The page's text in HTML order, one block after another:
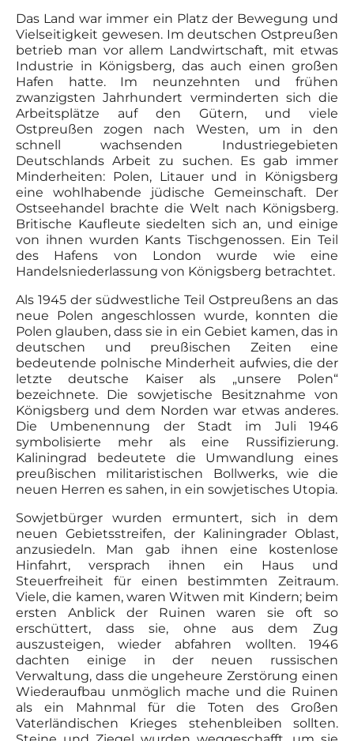
Das Land war immer ein Platz der Bewegung und
Vielseitigkeit gewesen. Im deutschen Ostpreußen
betrieb man vor allem Landwirtschaft, mit etwas
Industrie in Königsberg, das auch einen großen
Hafen hatte. Im neunzehnten und frühen
zwanzigsten Jahrhundert verminderten sich die
Arbeitsplätze auf den Gütern, und viele
Ostpreußen zogen nach Westen, um in den
schnell wachsenden Industriegebieten
Deutschlands Arbeit zu suchen. Es gab immer
Minderheiten: Polen, Litauer und in Königsberg
eine wohlhabende jüdische Gemeinschaft. Der
Ostseehandel brachte die Welt nach Königsberg.
Britische Kaufleute siedelten sich an, und einige
von ihnen wurden Kants Tischgenossen. Ein Teil
des Hafens von London wurde wie eine
Handelsniederlassung von Königsberg betrachtet.
Als 1945 der südwestliche Teil Ostpreußens an das
neue Polen angeschlossen wurde, konnten die
Polen glauben, dass sie in ein Gebiet kamen, das in
deutschen und preußischen Zeiten eine
bedeutende polnische Minderheit aufwies, die der
letzte deutsche Kaiser als „unsere Polen“
bezeichnete. Die sowjetische Besitznahme von
Königsberg und dem Norden war etwas anderes.
Die Umbenennung der Stadt im Juli 1946
symbolisierte mehr als eine Russifizierung.
Kaliningrad bedeutete die Umwandlung eines
preußischen militaristischen Bollwerks, wie die
neuen Herren es sahen, in ein sowjetisches Utopia.
Sowjetbürger wurden ermuntert, sich in dem
neuen Gebietsstreifen, der Kaliningrader Oblast,
anzusiedeln. Man gab ihnen eine kostenlose
Hinfahrt, versprach ihnen ein Haus und
Steuerfreiheit für einen bestimmten Zeitraum.
Viele, die kamen, waren Witwen mit Kindern; beim
ersten Anblick der Ruinen waren sie oft so
erschüttert, dass sie, ohne aus dem Zug
auszusteigen, wieder abfahren wollten. 1946
dachten einige in der neuen russischen
Verwaltung, dass die ungeheure Zerstörung einen
Wiederaufbau unmöglich mache und die Ruinen
als ein Mahnmal für die Toten des Großen
Vaterländischen Krieges stehenbleiben sollten.